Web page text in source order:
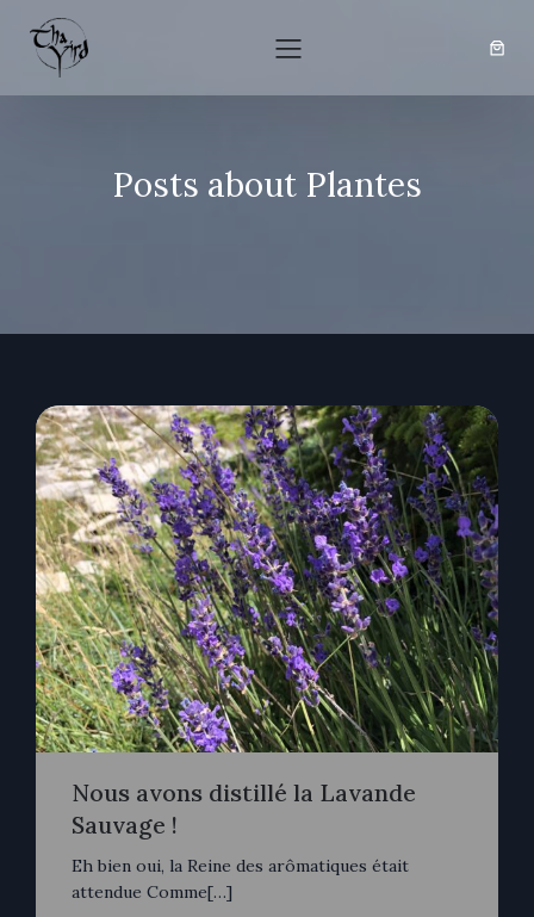
Posts about Plantes
Nous avons distillé la Lavande
Sauvage !
Eh bien oui, la Reine des arômatiques était
attendue Comme[…]